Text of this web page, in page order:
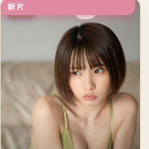
新片
英国